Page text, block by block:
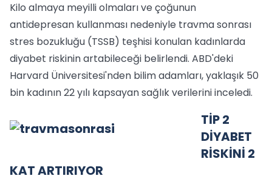
Kilo almaya meyilli olmaları ve çoğunun
antidepresan kullanması nedeniyle travma sonrası
stres bozukluğu (TSSB) teşhisi konulan kadınlarda
diyabet riskinin artabileceği belirlendi. ABD'deki
Harvard Üniversitesi'nden bilim adamları, yaklaşık 50
bin kadının 22 yılı kapsayan sağlık verilerini inceledi.
TİP 2
DİYABET
RİSKİNİ 2
KAT ARTIRIYOR